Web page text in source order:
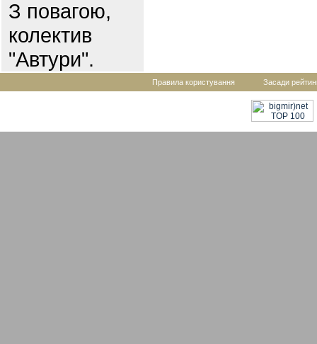
З повагою,
колектив
"Автури".
Правила користування Засади